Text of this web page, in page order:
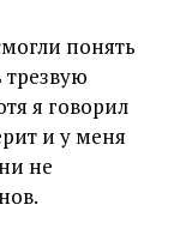
понять
я говорил
и у меня
не